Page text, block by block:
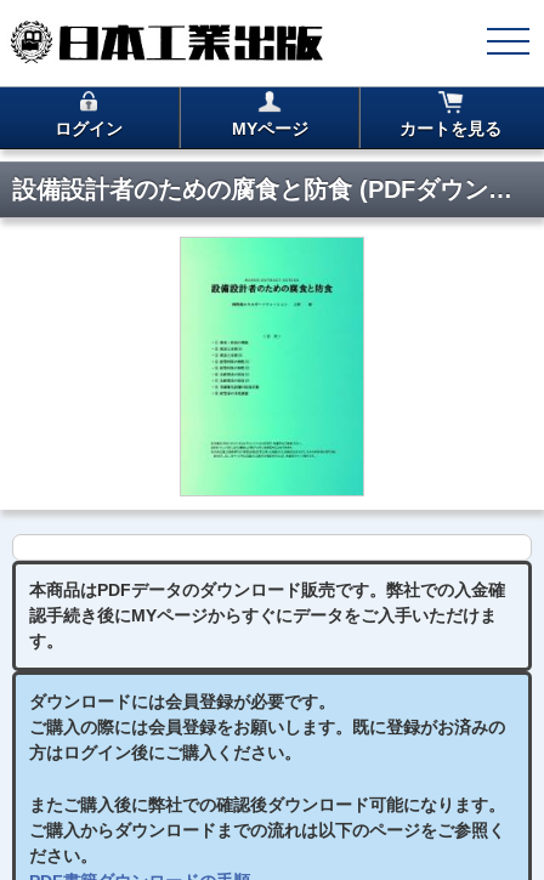
ログイン MYページ カートを見る
設備設計者のための腐食と防食 (PDFダウンロード版)
本商品はPDFデータのダウンロード販売です。弊社での入金確
認手続き後にMYページからすぐにデータをご入手いただけま
す。
ダウンロードには会員登録が必要です。
ご購入の際には会員登録をお願いします。既に登録がお済みの
方はログイン後にご購入ください。
またご購入後に弊社での確認後ダウンロード可能になります。
ご購入からダウンロードまでの流れは以下のページをご参照く
ださい。